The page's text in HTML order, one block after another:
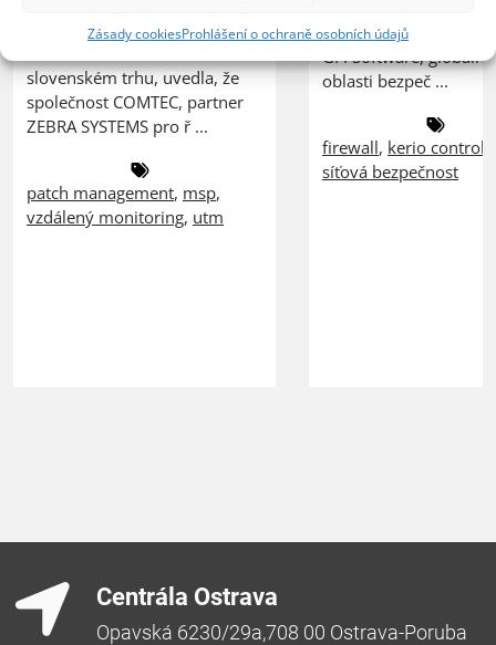
Zásady cookiesProhlášení o ochraně osobních údajů
ZEBRA SYSTEMS, distributor
slovenském trhu, uvedla, že
společnost COMTEC, partner
ZEBRA SYSTEMS pro ř ...
patch management, msp,
vzdálený monitoring, utm
července 2026 –
GFI Software,
oblasti bezpeč ...
firewall, kerio control
síťová bezpečnost
Centrála Ostrava
Opavská 6230/29a,708 00 Ostrava-Poruba